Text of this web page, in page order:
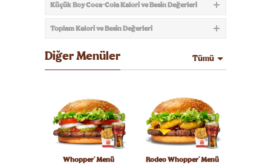
Küçük Boy Coca-Cola Kalori ve Besin Değerleri
Toplam Kalori ve Besin Değerleri
Diğer Menüler
Whopper®Menü Rodeo Whopper®Menü
Tümü